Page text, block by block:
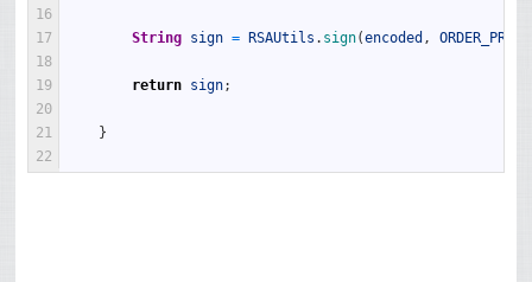
16
17
18
19
20
21
22
String sign = RSAUtils . sign(encoded ,
return sign;
}